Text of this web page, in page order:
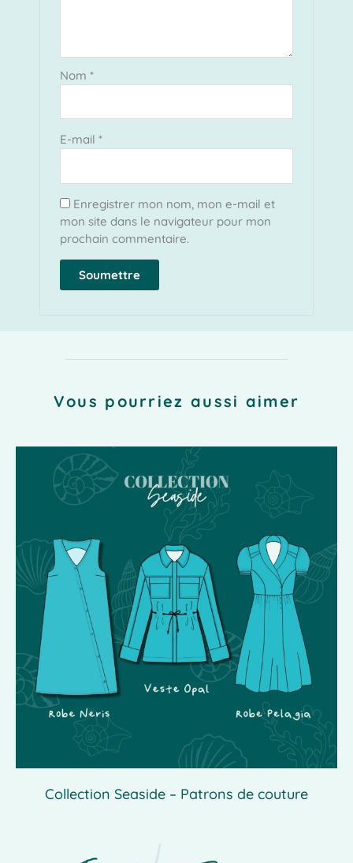
Nom*
E-mail*
Enregistrer mon nom, mon e-mail et
mon site dans le navigateur pour mon
prochain commentaire.
Vous pourriez aussi aimer
Collection Seaside – Patrons de couture